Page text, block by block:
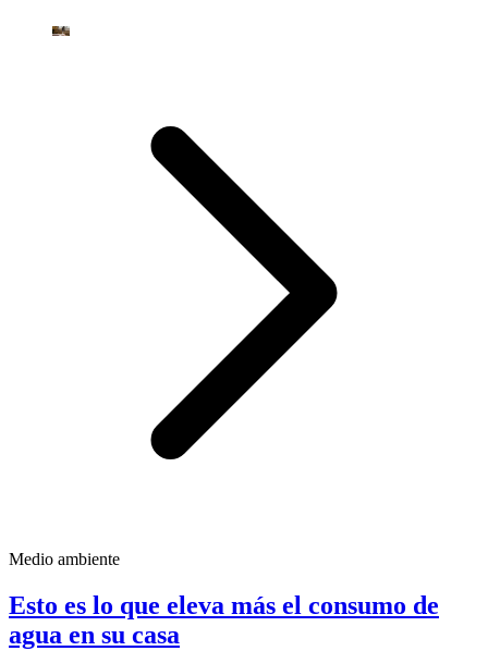
Medio ambiente
Esto es lo que eleva más el consumo de
agua en su casa